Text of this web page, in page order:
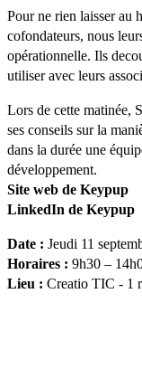
Pour ne rien laisser au
cofondateurs, nous
opérationnelle. Ils
utiliser avec leurs
Lors de cette matinée,
ses conseils sur la
dans la durée une
développement.
Site web de Keypup
LinkedIn de Keypup
Date : Jeudi 11
Horaires : 9h30 –
Lieu : Creatio TIC - 1